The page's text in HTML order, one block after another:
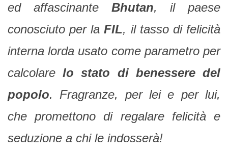
ed affascinante Bhutan, il paese
conosciuto per laFIL, il tasso di felicità
interna lorda usato come parametro per
calcolare lo stato di benessere del
popolo. Fragranze, per lei e per lui,
che promettono di regalare felicità e
seduzione a chi le indosserà!